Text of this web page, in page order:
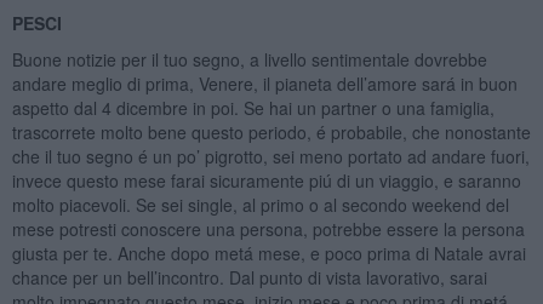
PESCI
Buone notizie per il tuo segno, a livello sentimentale dovrebbe
andare meglio di prima, Venere, il pianeta dell’amore sará in buon
aspetto dal 4 dicembre in poi. Se hai un partner o una famiglia,
trascorrete molto bene questo periodo, é probabile, che nonostante
che il tuo segno é un po’ pigrotto, sei meno portato ad andare fuori,
invece questo mese farai sicuramente piú di un viaggio, e saranno
molto piacevoli. Se sei single, al primo o al secondo weekend del
mese potresti conoscere una persona, potrebbe essere la persona
giusta per te. Anche dopo metá mese, e poco prima di Natale avrai
chance per un bell’incontro. Dal punto di vista lavorativo, sarai